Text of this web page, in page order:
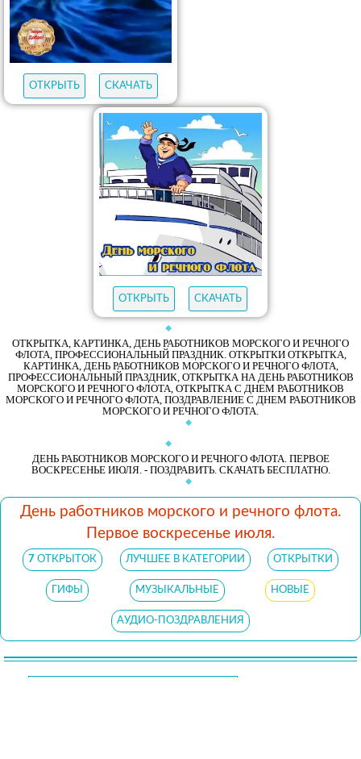
ОТКРЫТЬ СКАЧАТЬ
ОТКРЫТЬ СКАЧАТЬ
ОТКРЫТКА, КАРТИНКА, ДЕНЬ РАБОТНИКОВ МОРСКОГО И РЕЧНОГО
ФЛОТА, ПРОФЕССИОНАЛЬНЫЙ ПРАЗДНИК. ОТКРЫТКИ ОТКРЫТКА,
КАРТИНКА, ДЕНЬ РАБОТНИКОВ МОРСКОГО И РЕЧНОГО ФЛОТА,
ПРОФЕССИОНАЛЬНЫЙ ПРАЗДНИК, ОТКРЫТКА НА ДЕНЬ РАБОТНИКОВ
МОРСКОГО И РЕЧНОГО ФЛОТА, ОТКРЫТКА С ДНЕМ РАБОТНИКОВ
МОРСКОГО И РЕЧНОГО ФЛОТА, ПОЗДРАВЛЕНИЕ С ДНЕМ РАБОТНИКОВ
МОРСКОГО И РЕЧНОГО ФЛОТА.
ДЕНЬ РАБОТНИКОВ МОРСКОГО И РЕЧНОГО ФЛОТА. ПЕРВОЕ
ВОСКРЕСЕНЬЕ ИЮЛЯ. - ПОЗДРАВИТЬ. СКАЧАТЬ БЕСПЛАТНО.
День работников морского и речного флота.
Первое воскресенье июля.
7 ОТКРЫТОК ЛУЧШЕЕ В КАТЕГОРИИ ОТКРЫТКИ
ГИФЫ МУЗЫКАЛЬНЫЕ НОВЫЕ
АУДИО-ПОЗДРАВЛЕНИЯ